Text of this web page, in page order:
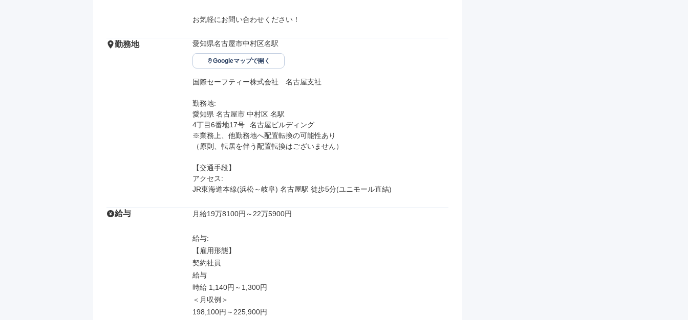
お気軽にお問い合わせください！
勤務地 愛知県名古屋市中村区名駅
Googleマップで開く
国際セーフティー株式会社　名古屋支社
勤務地:
愛知県 名古屋市 中村区 名駅
4丁目6番地17号	名古屋ビルディング
※業務上、他勤務地へ配置転換の可能性あり
（原則、転居を伴う配置転換はございません）
【交通手段】
アクセス:
JR東海道本線(浜松～岐阜) 名古屋駅 徒歩5分(ユニモール直結)
給与 月給19万8100円～22万5900円
給与:
【雇用形態】
契約社員
給与
時給 1,140円～1,300円
＜月収例＞
198,100円～225,900円